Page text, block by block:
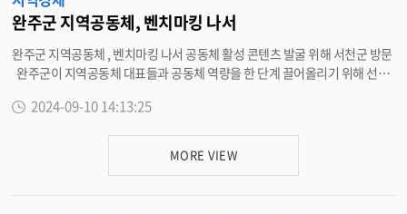
완주군 지역공동체, 벤치마킹 나서
완주군 지역공동체 , 벤치마킹 나서 공동체 활성 콘텐츠 발굴 위해 서천군 방문
된 완주군공동체교류협의회 회원들과 마을통합마케팅 직원 30 여 명은 최근
체 대표들 간의 교류와 농촌관광 콘텐츠 및 공동체 프로그램 발굴을 위해 기획
2024-09-10 14:13:25
MORE VIEW